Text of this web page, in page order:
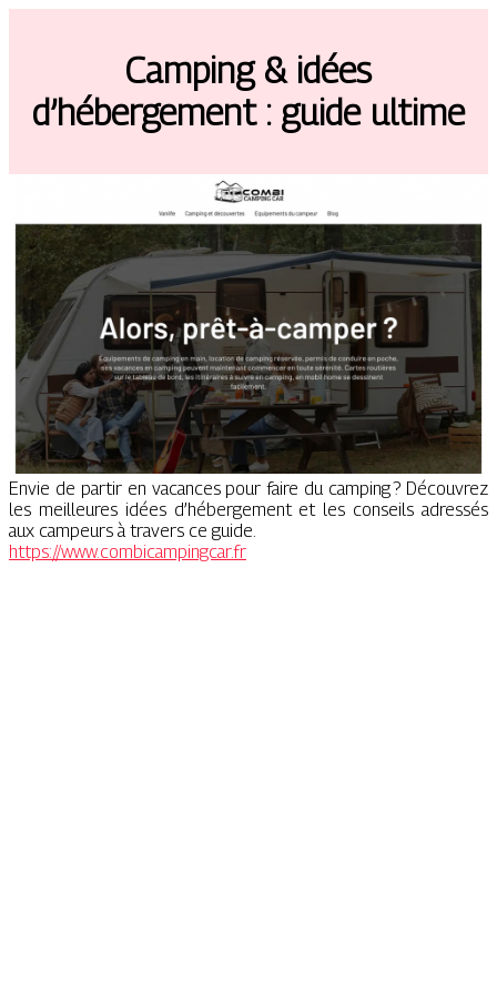
Camping & idées
d’hébergement : guide ultime
Envie de partir en vacances pour faire du camping ? Découvrez
les meilleures idées d’hébergement et les conseils adressés
aux campeurs à travers ce guide.
https://www.combicampingcar.fr